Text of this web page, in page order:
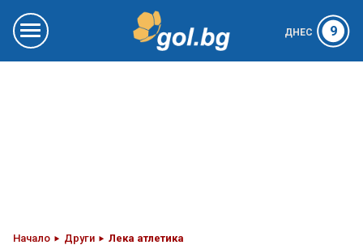
ДНЕС 9
Начало Други Лека атлетика